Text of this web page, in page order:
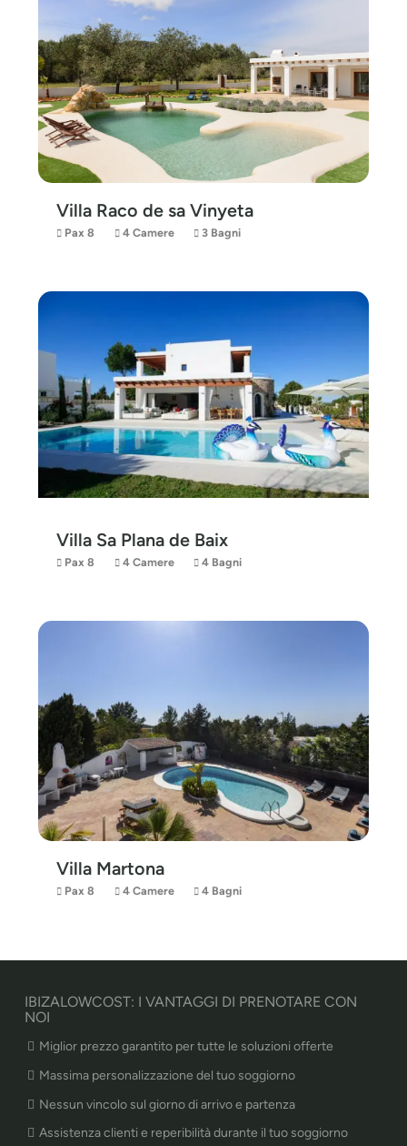
Villa Raco de sa Vinyeta
Pax 8 4 Camere 3 Bagni
Villa Sa Plana de Baix
Pax 8 4 Camere 4 Bagni
Villa Martona
Pax 8 4 Camere 4 Bagni
IBIZALOWCOST: I VANTAGGI DI PRENOTARE CON
NOI
Miglior prezzo garantito per tutte le soluzioni offerte
Massima personalizzazione del tuo soggiorno
Nessun vincolo sul giorno di arrivo e partenza
Assistenza clienti e reperibilità durante il tuo soggiorno